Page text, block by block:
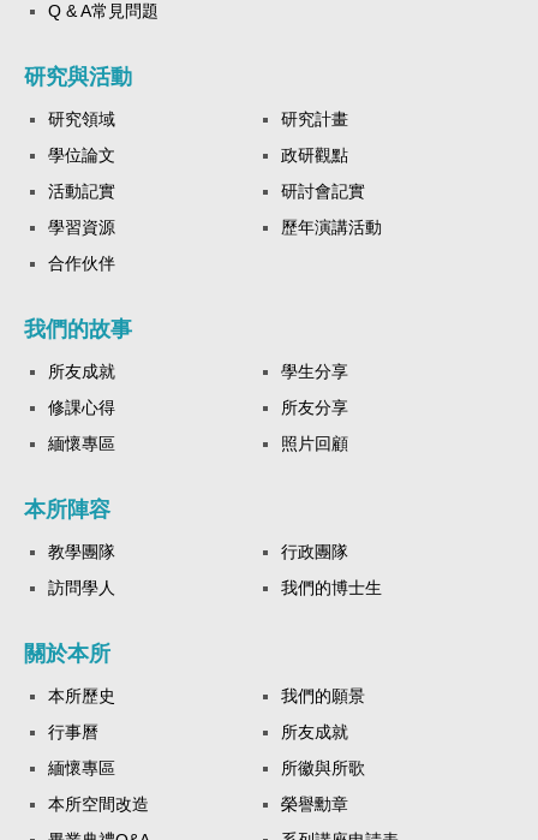
Q & A常見問題
研究與活動
研究領域
研究計畫
學位論文
政研觀點
活動記實
研討會記實
學習資源
歷年演講活動
合作伙伴
我們的故事
所友成就
學生分享
修課心得
所友分享
緬懷專區
照片回顧
本所陣容
教學團隊
行政團隊
訪問學人
我們的博士生
關於本所
本所歷史
我們的願景
行事曆
所友成就
緬懷專區
所徽與所歌
本所空間改造
榮譽勳章